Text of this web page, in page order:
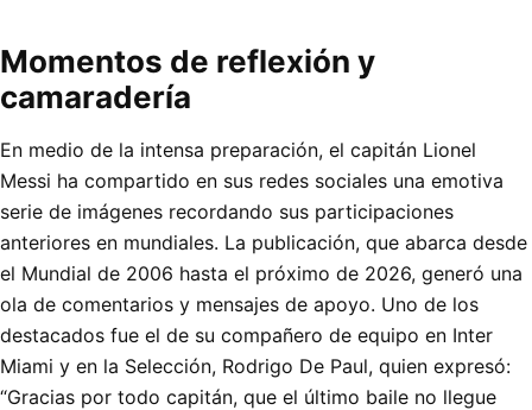
Momentos de reflexión y
camaradería
En medio de la intensa preparación, el capitán Lionel
Messi ha compartido en sus redes sociales una emotiva
serie de imágenes recordando sus participaciones
anteriores en mundiales. La publicación, que abarca desde
el Mundial de 2006 hasta el próximo de 2026, generó una
ola de comentarios y mensajes de apoyo. Uno de los
destacados fue el de su compañero de equipo en Inter
Miami y en la Selección, Rodrigo De Paul, quien expresó:
“Gracias por todo capitán, que el último baile no llegue